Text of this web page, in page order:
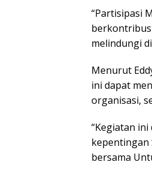
“Partisipasi
melindungi
Menurut
ini dapat
organisasi,
“Kegiatan
kepentingan
bersama